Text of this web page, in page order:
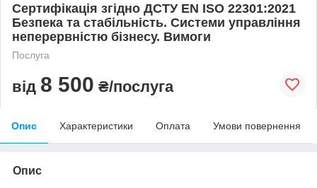
Сертифікація згідно ДСТУ EN ISO 22301:2021
Безпека та стабільність. Системи управління
неперервністю бізнесу. Вимоги
Послуга
від 8 500 ₴/послуга
Опис Характеристики Оплата Умови повернення
Опис